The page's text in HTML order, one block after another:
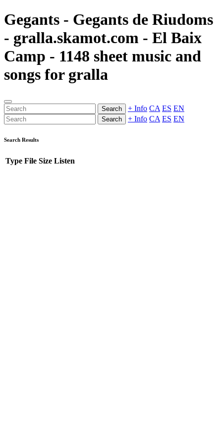
Gegants - Gegants de Riudoms
- gralla.skamot.com - El Baix
Camp - 1148 sheet music and
songs for gralla
Search + Info CA ES EN
Search + Info CA ES EN
Search Results
Type File Size Listen